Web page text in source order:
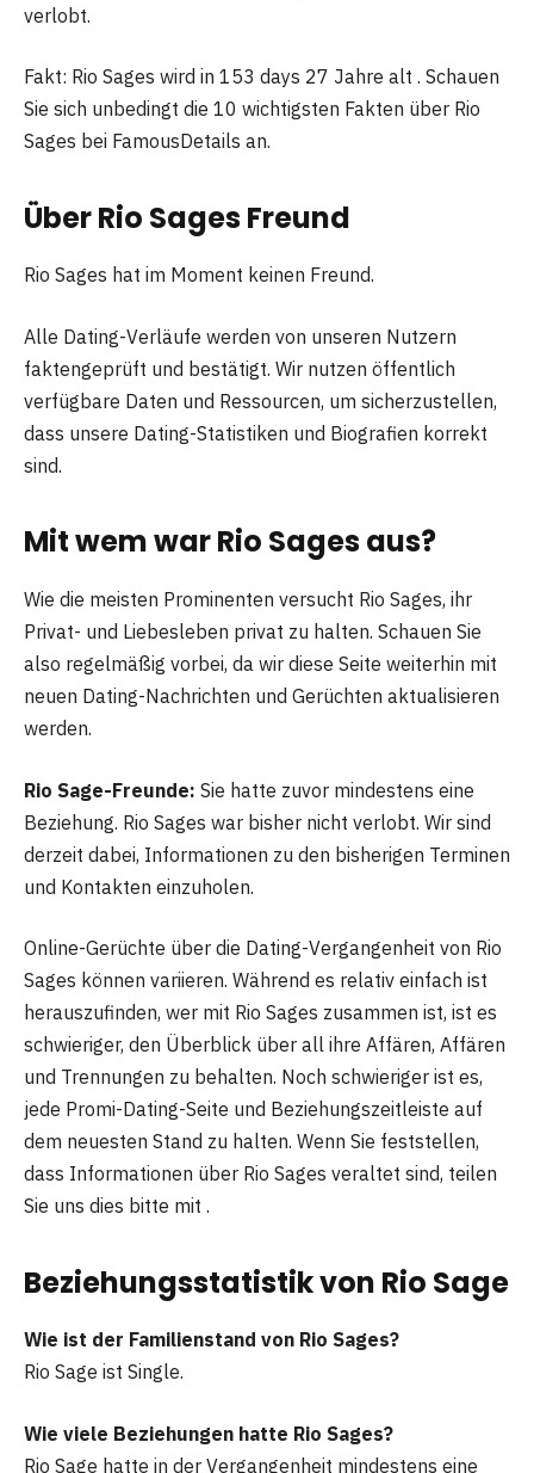
verlobt.
Fakt: Rio Sages wird in 153 days 27 Jahre alt . Schauen
Sie sich unbedingt die 10 wichtigsten Fakten über Rio
Sages bei FamousDetails an.
Über Rio Sages Freund
Rio Sages hat im Moment keinen Freund.
Alle Dating-Verläufe werden von unseren Nutzern
faktengeprüft und bestätigt. Wir nutzen öffentlich
verfügbare Daten und Ressourcen, um sicherzustellen,
dass unsere Dating-Statistiken und Biografien korrekt
sind.
Mit wem war Rio Sages aus?
Wie die meisten Prominenten versucht Rio Sages, ihr
Privat- und Liebesleben privat zu halten. Schauen Sie
also regelmäßig vorbei, da wir diese Seite weiterhin mit
neuen Dating-Nachrichten und Gerüchten aktualisieren
werden.
Rio Sage-Freunde: Sie hatte zuvor mindestens eine
Beziehung. Rio Sages war bisher nicht verlobt. Wir sind
derzeit dabei, Informationen zu den bisherigen Terminen
und Kontakten einzuholen.
Online-Gerüchte über die Dating-Vergangenheit von Rio
Sages können variieren. Während es relativ einfach ist
herauszufinden, wer mit Rio Sages zusammen ist, ist es
schwieriger, den Überblick über all ihre Affären, Affären
und Trennungen zu behalten. Noch schwieriger ist es,
jede Promi-Dating-Seite und Beziehungszeitleiste auf
dem neuesten Stand zu halten. Wenn Sie feststellen,
dass Informationen über Rio Sages veraltet sind, teilen
Sie uns dies bitte mit .
Beziehungsstatistik von Rio Sage
Wie ist der Familienstand von Rio Sages?
Rio Sage ist Single.
Wie viele Beziehungen hatte Rio Sages?
Rio Sage hatte in der Vergangenheit mindestens eine